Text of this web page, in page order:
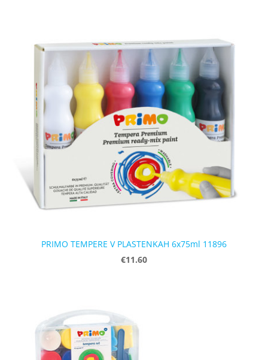
PRIMO TEMPERE V PLASTENKAH 6x75ml 11896
€11.60